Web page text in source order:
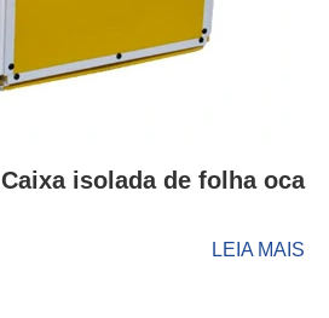
Caixa isolada de folha oca
LEIA MAIS